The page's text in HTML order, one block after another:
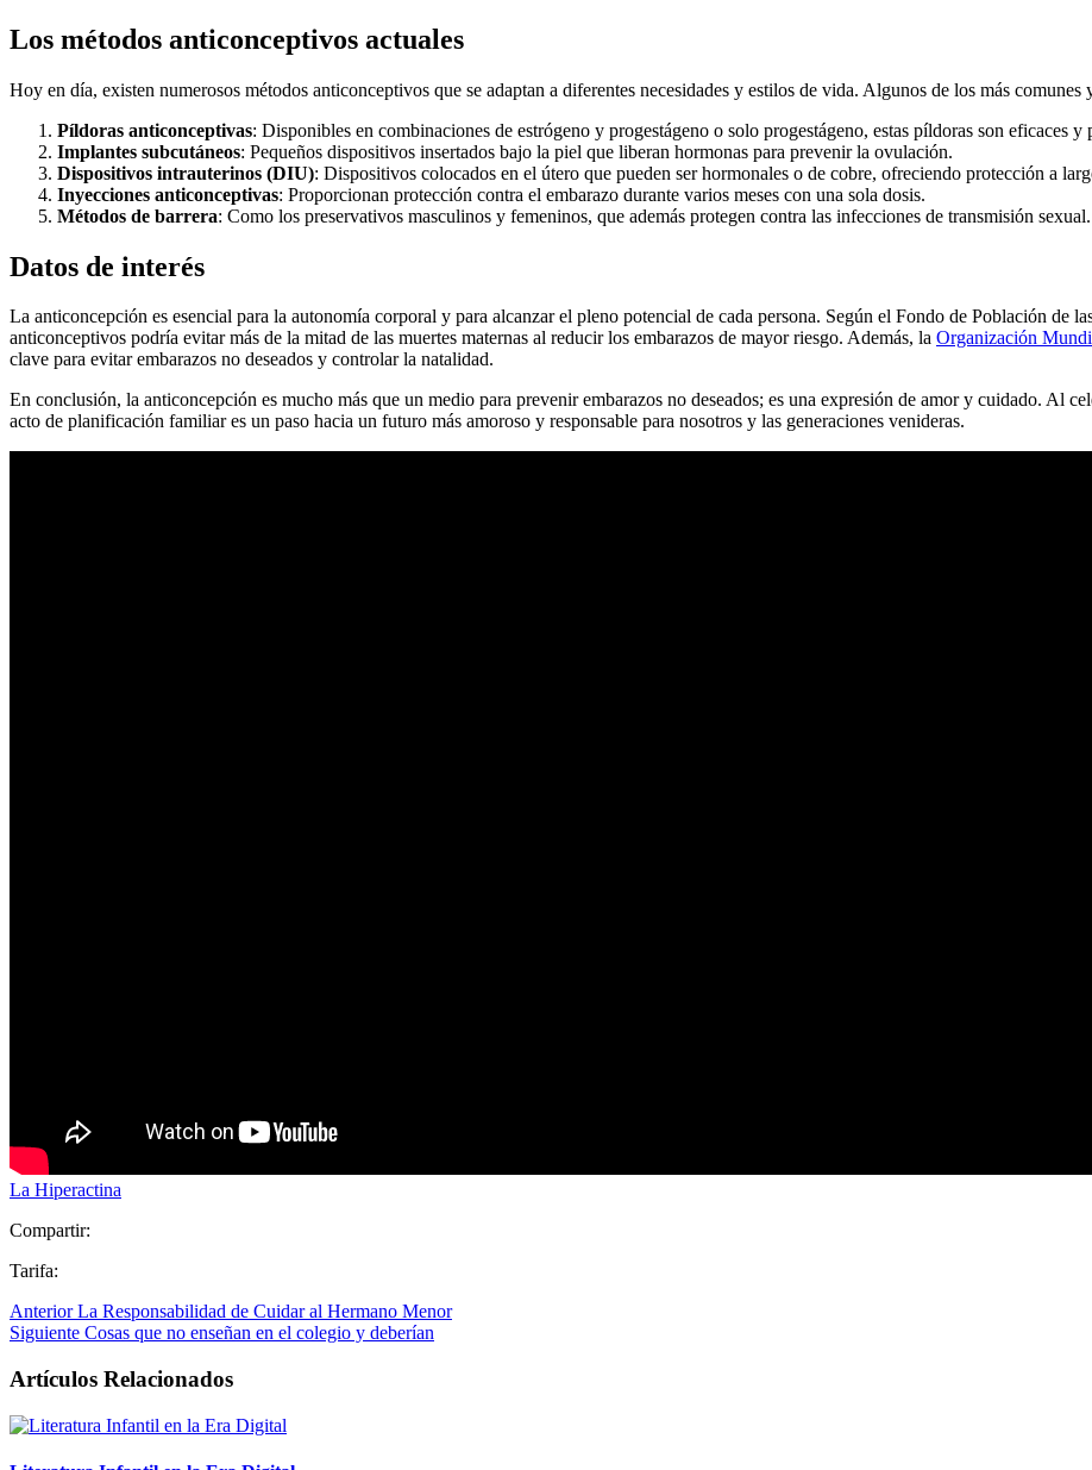
Los métodos anticonceptivos actuales
Hoy en día, existen numerosos métodos anticonceptivos que se adaptan a diferentes necesidades y estilos de vida. Algunos de los más
Píldoras anticonceptivas: Disponibles en combinaciones de estrógeno y progestágeno o solo progestágeno, estas píldoras son eficaces
Implantes subcutáneos: Pequeños dispositivos insertados bajo la piel que liberan hormonas para prevenir la ovulación.
Dispositivos intrauterinos (DIU): Dispositivos colocados en el útero que pueden ser hormonales o de cobre, ofreciendo protección a
Inyecciones anticonceptivas: Proporcionan protección contra el embarazo durante varios meses con una sola dosis.
Métodos de barrera: Como los preservativos masculinos y femeninos, que además protegen contra las infecciones de transmisión sexual.
Datos de interés
La anticoncepción es esencial para la autonomía corporal y para alcanzar el pleno potencial de cada persona. Según el Fondo de Población de
anticonceptivos podría evitar más de la mitad de las muertes maternas al reducir los embarazos de mayor riesgo. Además, la Organización
clave para evitar embarazos no deseados y controlar la natalidad.
En conclusión, la anticoncepción es mucho más que un medio para prevenir embarazos no deseados; es una expresión de amor y cuidado. Al
acto de planificación familiar es un paso hacia un futuro más amoroso y responsable para nosotros y las generaciones venideras.
La Hiperactina
Compartir:
Tarifa:
Anterior La Responsabilidad de Cuidar al Hermano Menor
Siguiente Cosas que no enseñan en el colegio y deberían
Artículos Relacionados